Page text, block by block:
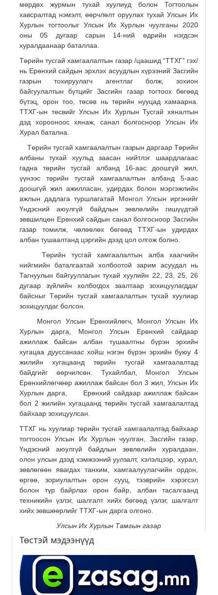
мөрдөх журмын тухай хуулиуд болон Тогтоолын
хавсралтад нэмэлт, өөрчлөлт оруулах тухай Улсын Их
Хурлын тогтоолыг Улсын Их Хурлын чуулганы 2020
оны 05 дугаар сарын 14-ний өдрийн нэгдсэн
хуралдаанаар баталлаа.
Төрийн тусгай хамгаалалтын газар /цаашид “ТТХГ” гэх/
нь Ерөнхий сайдын эрхлэх асуудлын хүрээний Засгийн
газрын тохируулагч агентлаг болж, зохион
байгуулалтын бүтцийг Засгийн газар тогтоох бөгөөд
бүтэц, орон тоо, төсөв нь төрийн нууцад хамаарна.
ТТХГ-ын төсвийг Улсын Их Хурлын Тусгай хяналтын
дэд хорооноос хянаж, санал болгосноор Улсын Их
Хурал батална.
Төрийн тусгай хамгаалалтын газрын даргаар Төрийн
албаны тухай хуульд заасан нийтлэг шаардлагаас
гадна төрийн тусгай албанд 16-аас доошгүй жил,
үүнээс төрийн тусгай хамгаалалтын албанд 5-аас
доошгүй жил ажилласан, удирдах болон мэргэжлийн
ажлын дадлага туршлагатай Монгол Улсын иргэнийг
Үндэсний аюулгүй байдлын зөвлөлийн гишүүдтэй
зөвшилцөн Ерөнхий сайдын санал болгосноор Засгийн
газар томилж, чөлөөлөх бөгөөд ТТХГ-ын удирдах
албан тушаалтанд цэргийн дээд цол олгож болно.
Төрийн тусгай хамгаалалтын алба хаагчийн
нийгмийн баталгаатай холбоотой зарим асуудал нь
Тагнуулын байгууллагын тухай хуулийн 22, 23, 25, 26
дугаар зүйлийн холбогдох заалтаар зохицуулагддаг
байсныг Төрийн тусгай хамгаалалтын тухай хуулиар
зохицуулдаг болсон.
Монгол Улсын Ерөнхийлөгч, Монгол Улсын Их
Хурлын дарга, Монгол Улсын Ерөнхий сайдаар
ажиллаж байсан албан тушаалтны бүрэн эрхийн
хугацаа дууссанаас хойш нэгэн бүрэн эрхийн буюу 4
жилийн хугацаанд төрийн тусгай хамгаалалтад
байдгийг өөрчилсөн. Тухайлбал, Монгол Улсын
Ерөнхийлөгчөөр ажиллаж байсан бол 3 жил, Улсын Их
Хурлын дарга, Ерөнхий сайдаар ажиллаж байсан
бол 2 жилийн хугацаанд төрийн тусгай хамгаалалтад
байхаар зохицуулсан.
ТТХГ нь хуулиар төрийн тусгай хамгаалалтад байхаар
тогтоосон Улсын Их Хурлын чуулган, Засгийн газар,
Үндэсний аюулгүй байдлын зөвлөлийн хуралдаан,
олон улсын дээд хэмжээний уулзалт, хэлэлцээр, хурал,
зөвлөгөөн явагдах танхим, хамгаалуулагчийн ордон,
өргөө, зориулалтын орон сууц, тээврийн хэрэгсэл
болон түр байрлах орон байр, албан тасалгаанд
техникийн үзлэг, шалгалт хийх бөгөөд үзлэг, шалгалт
хийх зөвшөөрлийг ТТХГ-ын дарга олгоно.
Улсын Их Хурлын Тамгын газар
Төстэй мэдээнүүд